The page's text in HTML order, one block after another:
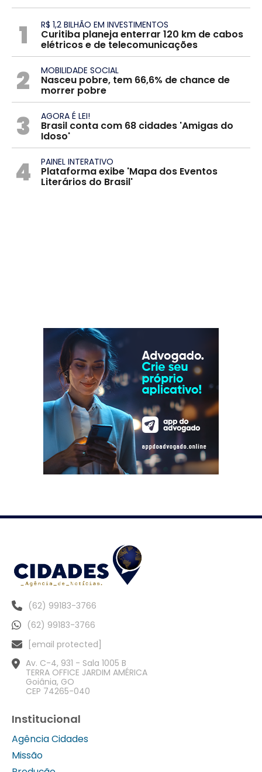
1 R$ 1,2 BILHÃO EM INVESTIMENTOS
Curitiba planeja enterrar 120 km de cabos
elétricos e de telecomunicações
2 MOBILIDADE SOCIAL
Nasceu pobre, tem 66,6% de chance de
morrer pobre
3 AGORA É LEI!
Brasil conta com 68 cidades 'Amigas do
Idoso'
4 PAINEL INTERATIVO
Plataforma exibe 'Mapa dos Eventos
Literários do Brasil'
(62) 99183-3766
(62) 99183-3766
[email protected]
Av. C-4, 931 - Sala 1005 B
TERRA OFFICE JARDIM AMÉRICA
Goiânia, GO
CEP 74265-040
Institucional
Agência Cidades
Missão